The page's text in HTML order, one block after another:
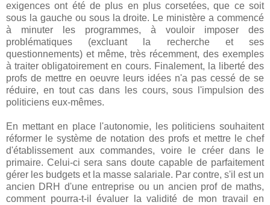
exigences ont été de plus en plus corsetées, que ce soit
sous la gauche ou sous la droite. Le ministère a commencé
à minuter les programmes, à vouloir imposer des
problématiques (excluant la recherche et ses
questionnements) et même, très récemment, des exemples
à traiter obligatoirement en cours. Finalement, la liberté des
profs de mettre en oeuvre leurs idées n'a pas cessé de se
réduire, en tout cas dans les cours, sous l'impulsion des
politiciens eux-mêmes.
En mettant en place l'autonomie, les politiciens souhaitent
réformer le système de notation des profs et mettre le chef
d'établissement aux commandes, voire le créer dans le
primaire. Celui-ci sera sans doute capable de parfaitement
gérer les budgets et la masse salariale. Par contre, s'il est un
ancien DRH d'une entreprise ou un ancien prof de maths,
comment pourra-t-il évaluer la validité de mon travail en